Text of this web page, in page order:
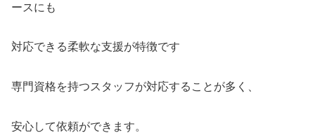
ースにも
対応できる柔軟な支援が特徴です
専門資格を持つスタッフが対応することが多く、
安心して依頼ができます。